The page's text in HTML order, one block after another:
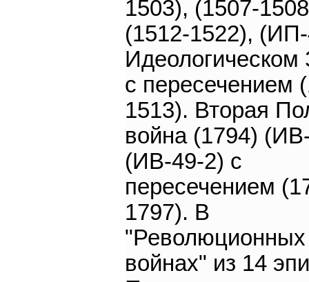
1503), (1507-
(1512-1522),
Идеологическом
с пересечением
1513). Вторая
война (1794)
(ИВ-49-2) с
пересечением
1797). В
"Революционных
войнах" из 14